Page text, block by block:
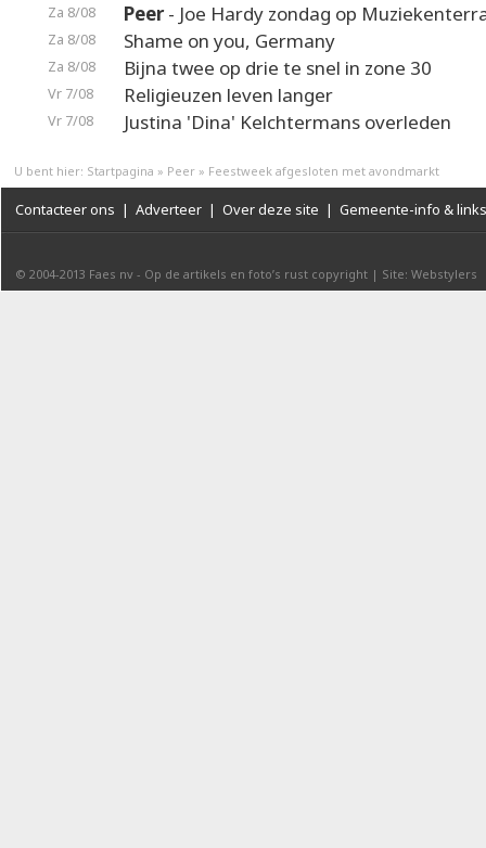
Za 8/08 Peer- Joe Hardy zondag op
Za 8/08 Shame on you, Germany
Za 8/08 Bijna twee op drie te snel in zone 30
Vr 7/08 Religieuzen leven langer
Vr 7/08 Justina 'Dina' Kelchtermans overleden
U bent hier: Startpagina » Peer » Feestweek afgesloten met avondmarkt
Contacteer ons | Adverteer | Over deze site | Gemeente-info & links
© 2004-2013 Faes nv - Op de artikels en foto’s rust copyright | Site: Webstylers